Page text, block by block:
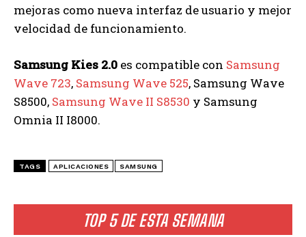
TOP 5 DE ESTA SEMANA
mejoras como nueva interfaz de usuario y mejor
velocidad de funcionamiento.
Samsung Kies 2.0 es compatible con Samsung
Wave 723, Samsung Wave 525, Samsung Wave
S8500, Samsung Wave II S8530 y Samsung
Omnia II I8000.
TAGS APLICACIONES SAMSUNG